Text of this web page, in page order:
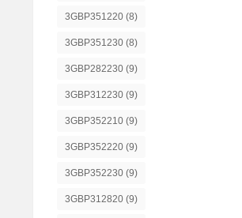
3GBP351220 (8)
3GBP351230 (8)
3GBP282230 (9)
3GBP312230 (9)
3GBP352210 (9)
3GBP352220 (9)
3GBP352230 (9)
3GBP312820 (9)